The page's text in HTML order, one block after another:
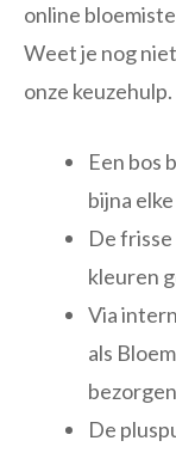
online
Weet je nog
onze keuzehulp.
Een bos
bijna
De
kleuren
Via
als
De